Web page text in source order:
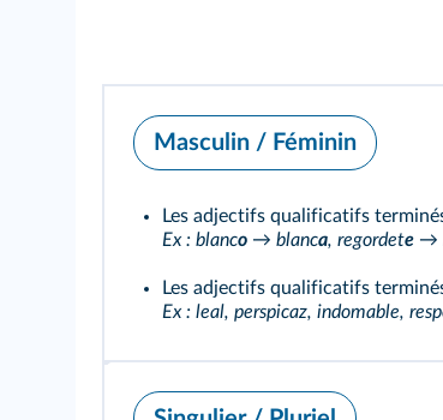
Masculin / Féminin
Les adjectifs qualificatifs
Ex : blanco → blanca, regordete →
Les adjectifs qualificatifs
Ex : leal, perspicaz, indomable,